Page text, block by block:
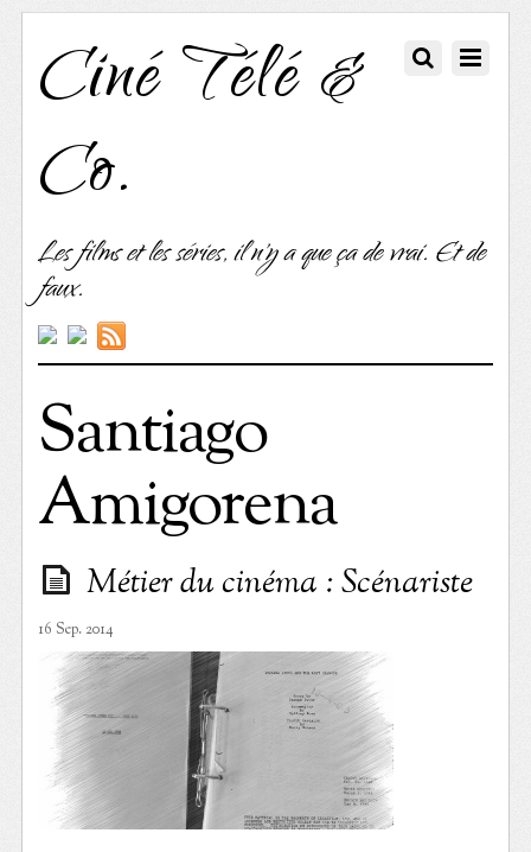
Ciné Télé &
Co.
Les films et les séries, il n'y a que ça de vrai. Et de
faux.
Santiago
Amigorena
Métier du cinéma : Scénariste
16 Sep. 2014